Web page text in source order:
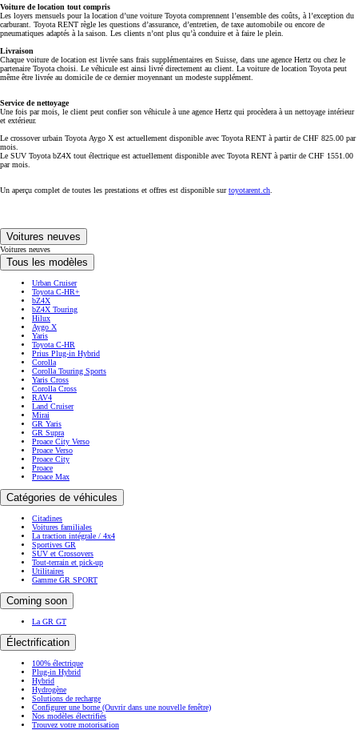
Voiture de location tout compris
Les loyers mensuels pour la location d’une voiture Toyota comprennent l’ensemble des coûts, à l’exception du
carburant. Toyota RENT règle les questions d’assurance, d’entretien, de taxe automobile ou encore de
pneumatiques adaptés à la saison. Les clients n’ont plus qu’à conduire et à faire le plein.
Livraison
Chaque voiture de location est livrée sans frais supplémentaires en Suisse, dans une agence Hertz ou chez le
partenaire Toyota choisi. Le véhicule est ainsi livré directement au client. La voiture de location Toyota peut
même être livrée au domicile de ce dernier moyennant un modeste supplément.
Service de nettoyage
Une fois par mois, le client peut confier son véhicule à une agence Hertz qui procèdera à un nettoyage intérieur
et extérieur.
Le crossover urbain Toyota Aygo X est actuellement disponible avec Toyota RENT à partir de CHF 825.00 par
mois.
Le SUV Toyota bZ4X tout électrique est actuellement disponible avec Toyota RENT à partir de CHF 1551.00
par mois.
Un aperçu complet de toutes les prestations et offres est disponible surtoyotarent.ch
Voitures neuves
Voitures neuves
Tous les modèles
Urban Cruiser
Toyota C-HR+
bZ4X
bZ4X Touring
Hilux
Aygo X
Yaris
Toyota C-HR
Prius Plug-in Hybrid
Corolla
Corolla Touring Sports
Yaris Cross
Corolla Cross
RAV4
Land Cruiser
Mirai
GR Yaris
GR Supra
Proace City Verso
Proace Verso
Proace City
Proace
Proace Max
Catégories de véhicules
Citadines
Voitures familiales
La traction intégrale / 4x4
Sportives GR
SUV et Crossovers
Tout-terrain et pick-up
Utilitaires
Gamme GR SPORT
Coming soon
La GR GT
Électrification
100% électrique
Plug-in Hybrid
Hybrid
Hydrogène
Solutions de recharge
Configurer une borne (Ouvrir dans une nouvelle fenêtre)
Nos modèles électrifiés
Trouvez votre motorisation